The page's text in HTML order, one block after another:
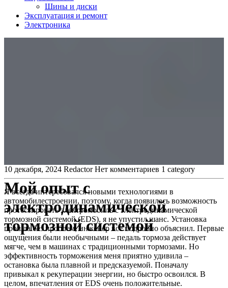
Шины и диски
Эксплуатация и ремонт
Электроника
Мой опыт с
электродинамической
тормозной системой
10 декабря, 2024 Redactor Нет комментариев 1 category
Я всегда интересовался новыми технологиями в
автомобилестроении, поэтому, когда появилась возможность
протестировать электромобиль с электродинамической
тормозной системой (EDS), я не упустил шанс. Установка
прошла без проблем, инженер все подробно объяснил. Первые
ощущения были необычными – педаль тормоза действует
мягче, чем в машинах с традиционными тормозами. Но
эффективность торможения меня приятно удивила –
остановка была плавной и предсказуемой. Поначалу
привыкал к рекуперации энергии, но быстро освоился. В
целом, впечатления от EDS очень положительные.